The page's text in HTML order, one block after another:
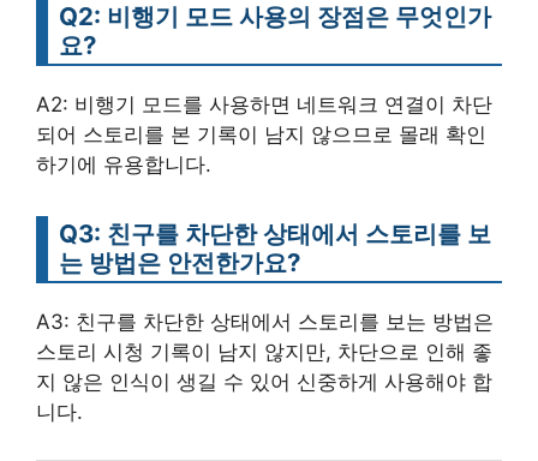
Q2: 비행기 모드 사용의 장점은 무엇인가
요?
A2: 비행기 모드를 사용하면 네트워크 연결이 차단
되어 스토리를 본 기록이 남지 않으므로 몰래 확인
하기에 유용합니다.
Q3: 친구를 차단한 상태에서 스토리를 보
는 방법은 안전한가요?
A3: 친구를 차단한 상태에서 스토리를 보는 방법은
스토리 시청 기록이 남지 않지만, 차단으로 인해 좋
지 않은 인식이 생길 수 있어 신중하게 사용해야 합
니다.